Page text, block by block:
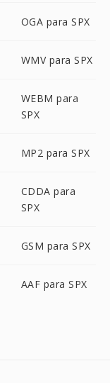
OGA para SPX
WMV para SPX
WEBM para
SPX
MP2 para SPX
CDDA para
SPX
GSM para SPX
AAF para SPX